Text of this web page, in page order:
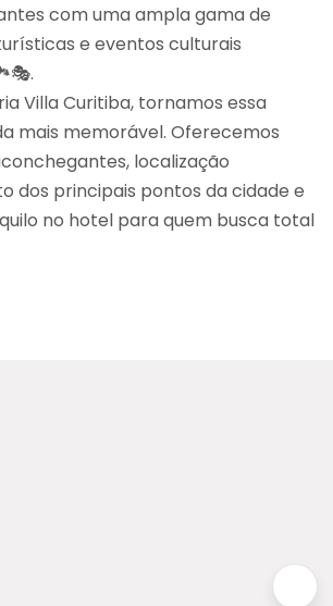
com uma ampla gama de
e eventos culturais
Villa Curitiba, tornamos essa
mais memorável. Oferecemos
localização
dos principais pontos da cidade e
no hotel para quem busca total